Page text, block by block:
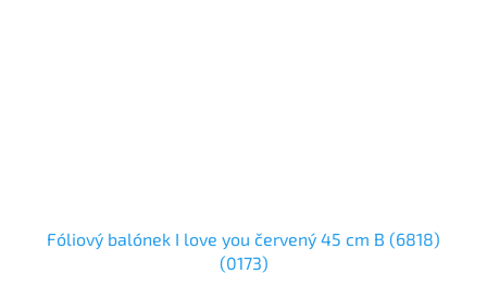
Fóliový balónek I love you červený 45 cm B (6818)
(0173)